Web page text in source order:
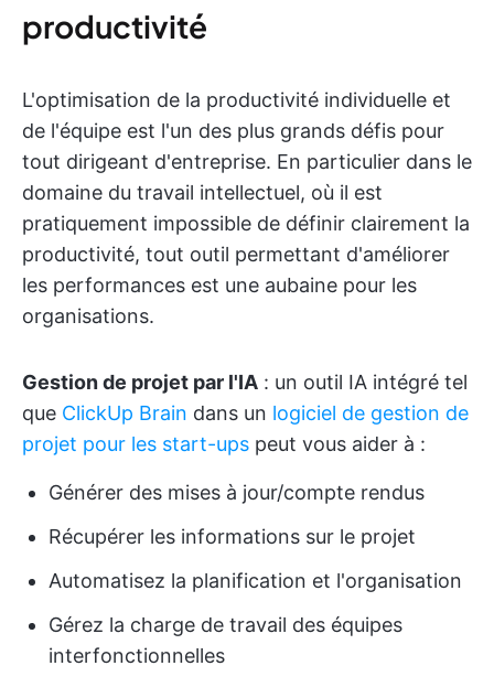
productivité
L'optimisation de la productivité individuelle et
de l'équipe est l'un des plus grands défis pour
tout dirigeant d'entreprise. En particulier dans le
domaine du travail intellectuel, où il est
pratiquement impossible de définir clairement la
productivité, tout outil permettant d'améliorer
les performances est une aubaine pour les
organisations.
Gestion de projet par l'IA : un outil IA intégré tel
que ClickUp Brain dans un logiciel de gestion de
projet pour les start-ups peut vous aider à :
Générer des mises à jour/compte rendus
Récupérer les informations sur le projet
Automatisez la planification et l'organisation
Gérez la charge de travail des équipes
interfonctionnelles